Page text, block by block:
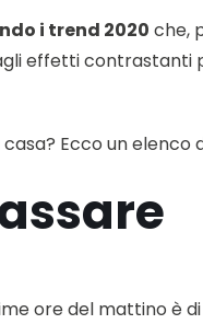
i trend 2020 che,
effetti contrastanti
Ecco un elenco
ore del mattino è di